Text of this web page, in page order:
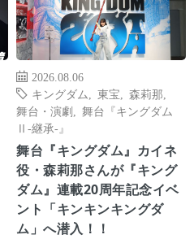
2026.08.06
キングダム
東宝 森莉那
舞台・演劇
舞台『キングダム
Ⅱ-継承-』
舞台『キングダム』カイネ
役・森莉那さんが『キング
ダム』連載20周年記念イベ
ント「キンキンキングダ
ム」へ潜入！！